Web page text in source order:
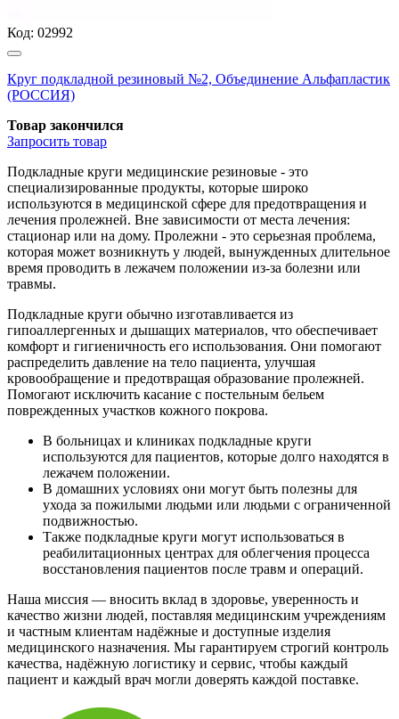
Код: 02992
Круг подкладной резиновый №2, Объединение Альфапластик
(РОССИЯ)
Товар закончился
Запросить товар
Подкладные круги медицинские резиновые - это
специализированные продукты, которые широко
используются в медицинской сфере для предотвращения и
лечения пролежней. Вне зависимости от места лечения:
стационар или на дому. Пролежни - это серьезная проблема,
которая может возникнуть у людей, вынужденных длительное
время проводить в лежачем положении из-за болезни или
травмы.
Подкладные круги обычно изготавливается из
гипоаллергенных и дышащих материалов, что обеспечивает
комфорт и гигиеничность его использования. Они помогают
распределить давление на тело пациента, улучшая
кровообращение и предотвращая образование пролежней.
Помогают исключить касание с постельным бельем
поврежденных участков кожного покрова.
В больницах и клиниках подкладные круги
используются для пациентов, которые долго находятся в
лежачем положении.
В домашних условиях они могут быть полезны для
ухода за пожилыми людьми или людьми с ограниченной
подвижностью.
Также подкладные круги могут использоваться в
реабилитационных центрах для облегчения процесса
восстановления пациентов после травм и операций.
Наша миссия — вносить вклад в здоровье, уверенность и
качество жизни людей, поставляя медицинским учреждениям
и частным клиентам надёжные и доступные изделия
медицинского назначения. Мы гарантируем строгий контроль
качества, надёжную логистику и сервис, чтобы каждый
пациент и каждый врач могли доверять каждой поставке.